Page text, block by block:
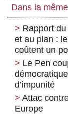
Dans la
Rapport
et au plan :
coûtent un
Le Pen
d’impunité
Attac
Europe